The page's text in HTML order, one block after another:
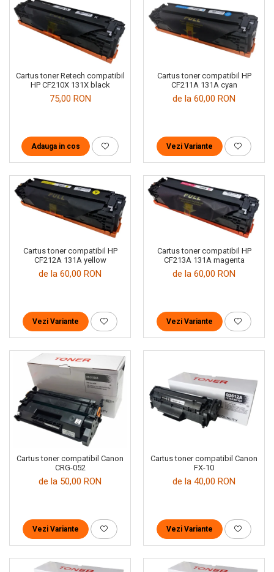
Cartus toner Retech compatibil
HP CF210X 131X black
75,00 RON
Adauga in cos
Cartus toner compatibil HP
CF211A 131A cyan
de la 60,00 RON
Vezi Variante
Cartus toner compatibil HP
CF212A 131A yellow
de la 60,00 RON
Vezi Variante
Cartus toner compatibil HP
CF213A 131A magenta
de la 60,00 RON
Vezi Variante
Cartus toner compatibil Canon
CRG-052
de la 50,00 RON
Vezi Variante
Cartus toner compatibil Canon
FX-10
de la 40,00 RON
Vezi Variante